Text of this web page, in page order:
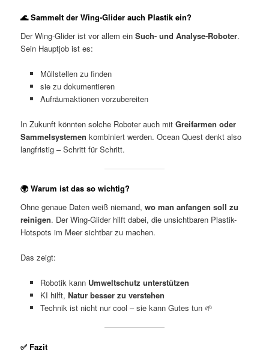
🌊 Sammelt der Wing-Glider auch Plastik ein?
Der Wing-Glider ist vor allem einSuch- und Analyse-Roboter.
Sein Hauptjob ist es:
Müllstellen zu finden
sie zu dokumentieren
Aufräumaktionen vorzubereiten
In Zukunft könnten solche Roboter auch mitGreifarmen oder
Sammelsystemen kombiniert werden. Ocean Quest denkt also
langfristig – Schritt für Schritt.
🌍 Warum ist das so wichtig?
Ohne genaue Daten weiß niemand,wo man anfangen soll zu
reinigen. Der Wing-Glider hilft dabei, die unsichtbaren Plastik-
Hotspots im Meer sichtbar zu machen.
Das zeigt:
Robotik kann Umweltschutz unterstützen
KI hilft, Natur besser zu verstehen
Technik ist nicht nur cool – sie kann Gutes tun 🌱
✅ Fazit